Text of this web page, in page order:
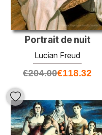
Portrait de nuit
Lucian Freud
€204.00€118.32